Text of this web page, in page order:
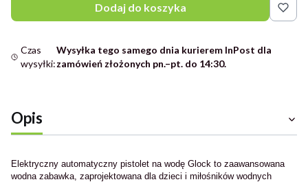
Dodaj do koszyka
Czas
wysyłki:
Wysyłka tego samego dnia kurierem InPost dla
zamówień złożonych pn.–pt. do 14:30.
Opis
Elektryczny automatyczny pistolet na wodę Glock to zaawansowana
wodna zabawka, zaprojektowana dla dzieci i miłośników wodnych